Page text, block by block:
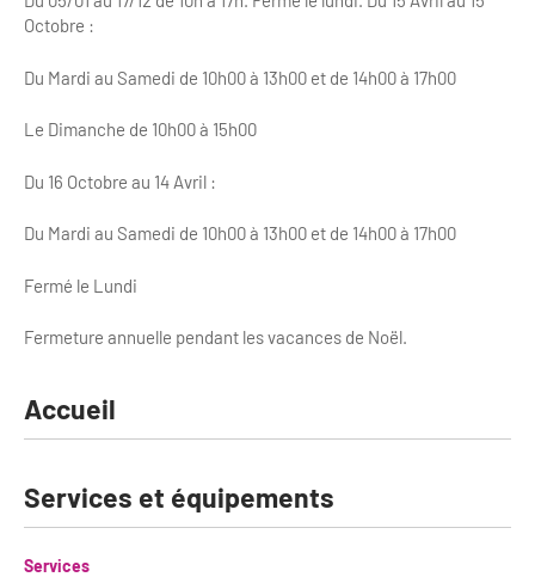
Comment se rendre accessible?
Annuaire accessibilité
Le Label Villes et Villages Fleuris
L'organisation du label
L'organisation des visites
Services, Wifi, cartes
Autocaristes/Transporteurs/transféristes
Grands Evènements
Octobre :
Du Mardi au Samedi de 10h00 à 13h00 et de 14h00 à 17h00
Le Dimanche de 10h00 à 15h00
Du 16 Octobre au 14 Avril :
Du Mardi au Samedi de 10h00 à 13h00 et de 14h00 à 17h00
Fermé le Lundi
Fermeture annuelle pendant les vacances de Noël.
Accueil
Services et équipements
Services